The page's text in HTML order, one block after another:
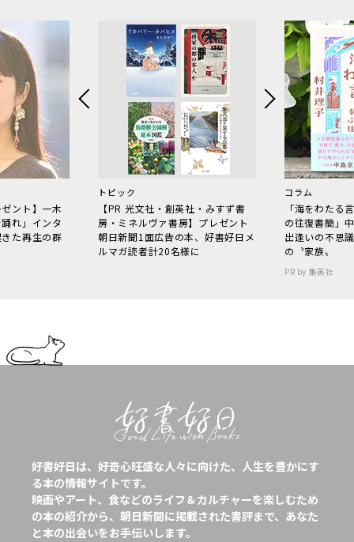
ント】一木
れ」インタ
た再生の群
トピック
【PR 光文社・創英社・みすず書
房・ミネルヴァ書房】プレゼント
朝日新聞1面広告の本、好書好日メ
ルマガ読者計20名様に
コラム
「海をわた
の往復書簡」
出逢いの不思
の〝家族〟
PR by 集英社
好書好日は、好奇心旺盛な人々に向けた、人生を豊かにす
る本の情報サイトです。
映画やアート、食などのライフ＆カルチャーを楽しむため
の本の紹介から、朝日新聞に掲載された書評まで、あなた
と本の出会いをお手伝いします。